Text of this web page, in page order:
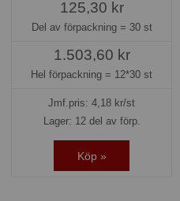
125,30 kr
Del av förpackning = 30 st
1.503,60 kr
Hel förpackning = 12*30 st
Jmf.pris: 4,18 kr/st
Lager: 12 del av förp.
Köp »